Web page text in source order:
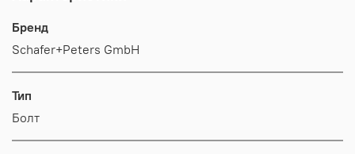
Бренд
Schafer+Peters GmbH
Тип
Болт